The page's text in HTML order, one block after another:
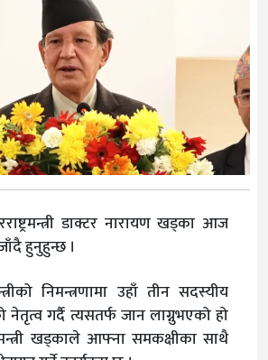
डाक्टर नारायण खड्का आज
हुनुहुन्छ ।
निमन्त्रणामा उहाँ तीन सदस्यीय
नेतृत्व गर्दै त्यसतर्फ जान लाग्नुभएको हो
मन्त्री खड्काले आफ्ना समकक्षीका साथै